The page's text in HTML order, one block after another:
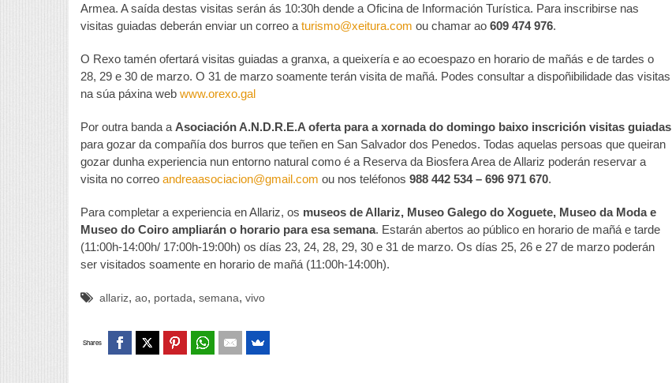
Armea. A saída destas visitas serán ás 10:30h dende a Oficina de Información Turística. Para inscribirse nas
visitas guiadas deberán enviar un correo a turismo@xeitura.com ou chamar ao 609 474 976.
O Rexo tamén ofertará visitas guiadas a granxa, a queixería e ao ecoespazo en horario de mañás e de tardes o
28, 29 e 30 de marzo. O 31 de marzo soamente terán visita de mañá. Podes consultar a dispoñibilidade das visitas
na súa páxina web www.orexo.gal
Por outra banda a Asociación A.N.D.R.E.A oferta para a xornada do domingo baixo inscrición visitas guiadas
para gozar da compañía dos burros que teñen en San Salvador dos Penedos. Todas aquelas persoas que queiran
gozar dunha experiencia nun entorno natural como é a Reserva da Biosfera Area de Allariz poderán reservar a
visita no correo andreaasociacion@gmail.com ou nos teléfonos 988 442 534 – 696 971 670.
Para completar a experiencia en Allariz, os museos de Allariz, Museo Galego do Xoguete, Museo da Moda e
Museo do Coiro ampliarán o horario para esa semana. Estarán abertos ao público en horario de mañá e tarde
(11:00h-14:00h/ 17:00h-19:00h) os días 23, 24, 28, 29, 30 e 31 de marzo. Os días 25, 26 e 27 de marzo poderán
ser visitados soamente en horario de mañá (11:00h-14:00h).
allariz, ao, portada, semana, vivo
Shares